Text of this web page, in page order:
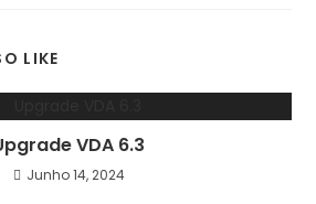
LIKE
VDA 6.3
Junho 14, 2024